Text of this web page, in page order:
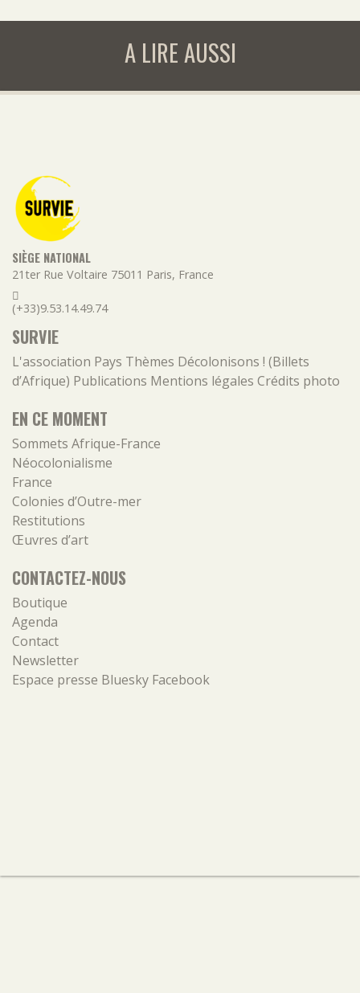
A LIRE AUSSI
SIÈGE NATIONAL
21ter Rue Voltaire 75011 Paris, France
(+33)9.53.14.49.74
SURVIE
L'association Pays Thèmes Décolonisons ! (Billets
d’Afrique) Publications Mentions légales Crédits photo
EN CE MOMENT
Sommets Afrique-France
Néocolonialisme
France
Colonies d’Outre-mer
Restitutions
Œuvres d’art
CONTACTEZ-NOUS
Boutique
Agenda
Contact
Newsletter
Espace presse Bluesky Facebook